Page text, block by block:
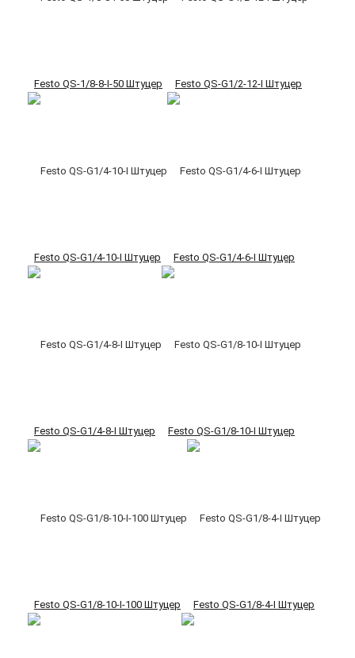
Festo QS-1/8-8-I-50 Штуцер Festo QS-G1/2-12-I Штуцер
Festo QS-G1/4-10-I Штуцер Festo QS-G1/4-6-I Штуцер
Festo QS-G1/4-8-I Штуцер Festo QS-G1/8-10-I Штуцер
Festo QS-G1/8-10-I-100 Штуцер Festo QS-G1/8-4-I Штуцер